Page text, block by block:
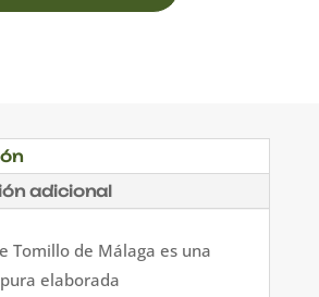
adicional
Tomillo de Málaga es una
elaborada